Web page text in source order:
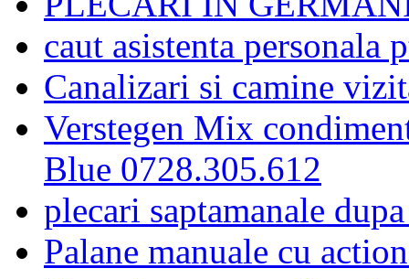
caut asistenta personala
Canalizari si camine
Verstegen Mix
Blue 0728.305.612
plecari saptamanale
Palane manuale cu